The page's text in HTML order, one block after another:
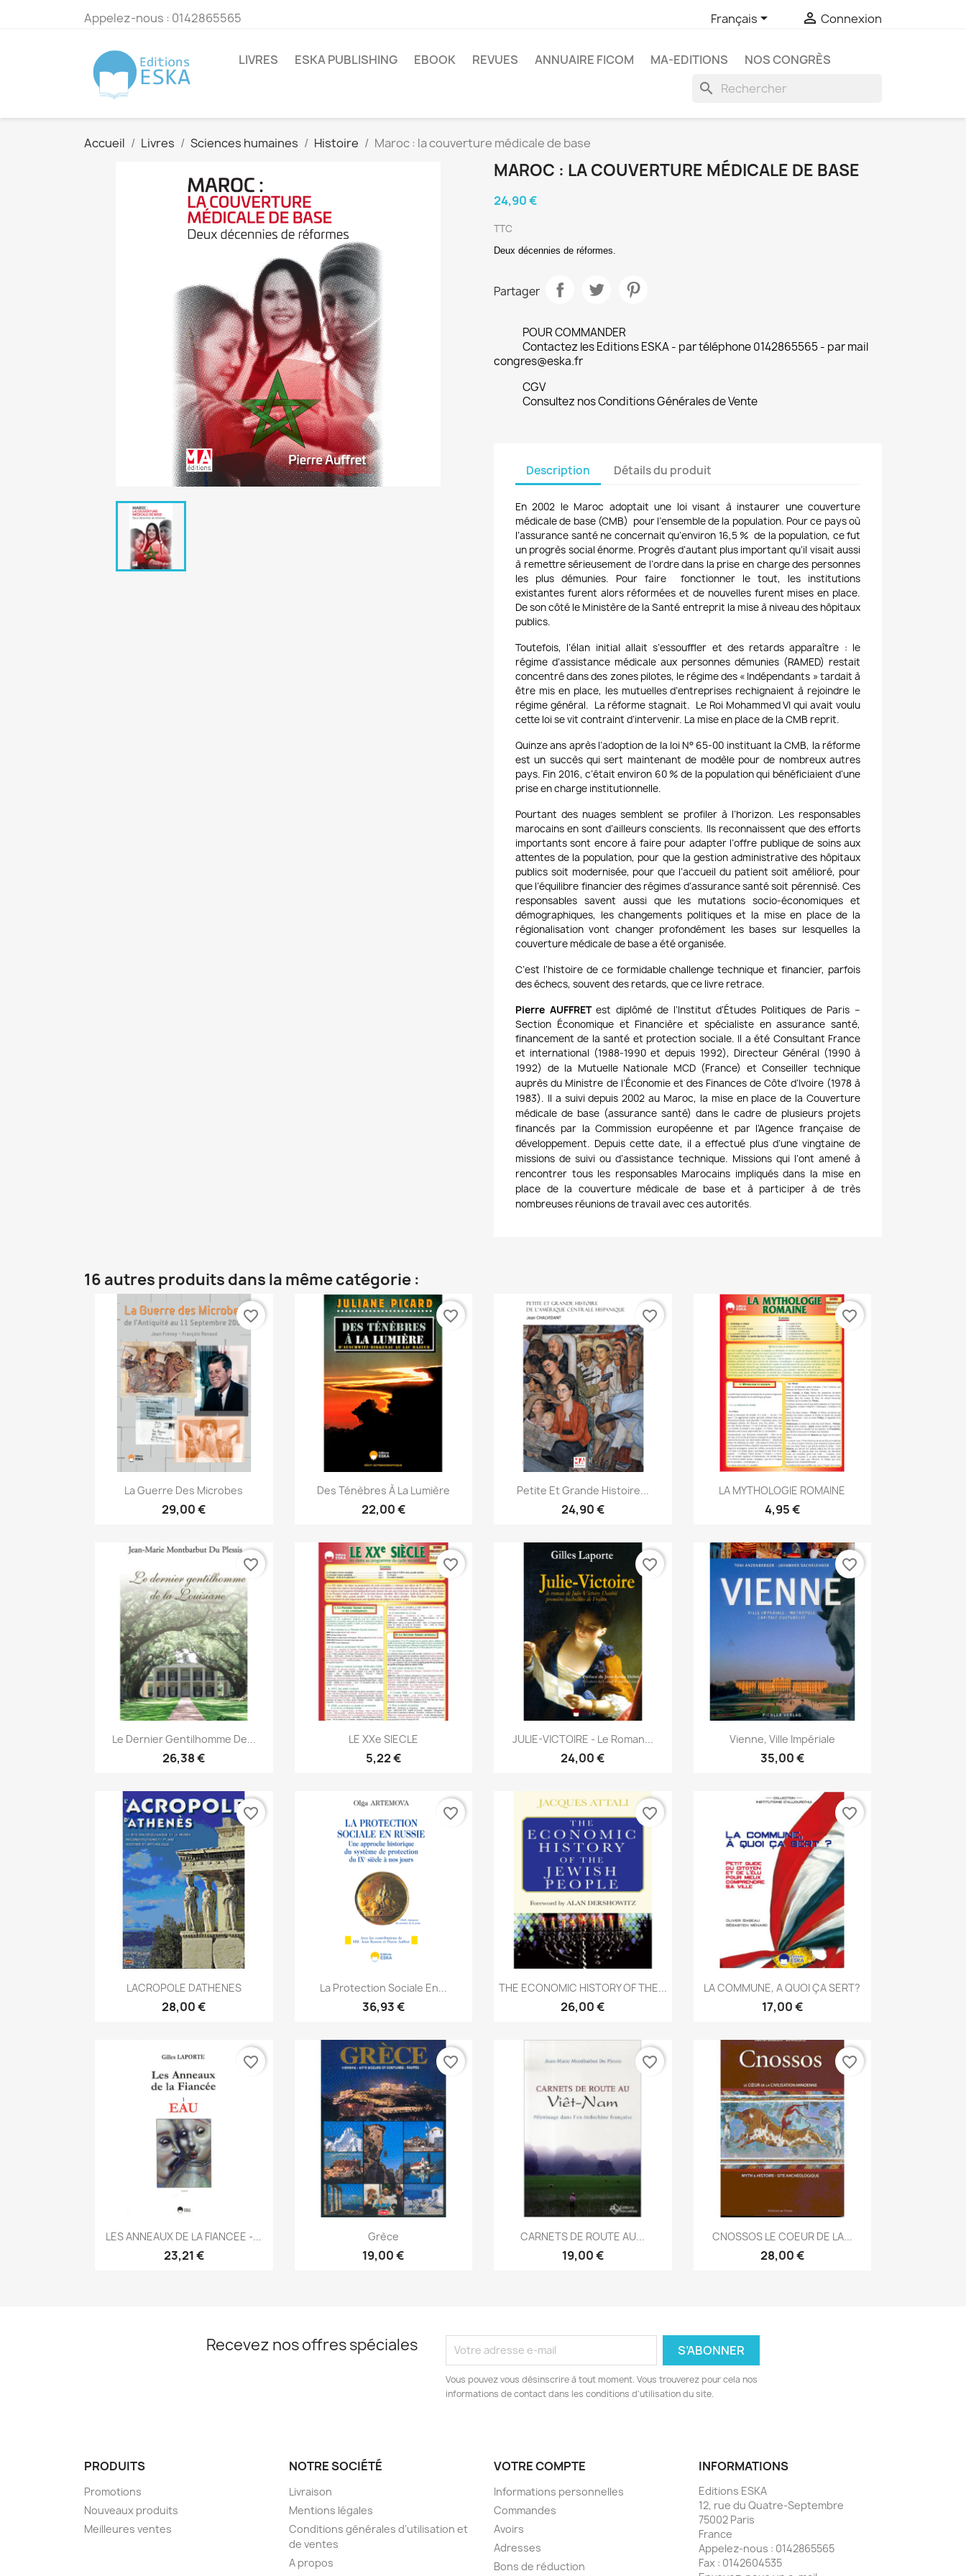
Appelez-nous : 0142865565 Français  Connexion
LIVRES ESKA PUBLISHING EBOOK REVUES ANNUAIRE FICOM MA-EDITIONS NOS CONGRÈS
search
Accueil Livres Sciences humaines Histoire Maroc : la couverture médicale de base
MAROC : LA COUVERTURE MÉDICALE DE BASE
24,90 €
TTC
Deux décennies de réformes.
Partager
POUR COMMANDER
Contactez les Editions ESKA - par téléphone 0142865565 - par mail
congres@eska.fr
CGV
Consultez nos Conditions Générales de Vente
Description Détails du produit
En 2002 le Maroc adoptait une loi visant à instaurer une couverture
médicale de base (CMB) pour l’ensemble de la population. Pour ce pays où
l’assurance santé ne concernait qu’environ 16,5 % de la population, ce fut
un progrès social énorme. Progrès d’autant plus important qu’il visait aussi
à remettre sérieusement de l’ordre dans la prise en charge des personnes
les plus démunies. Pour faire fonctionner le tout, les institutions
existantes furent alors réformées et de nouvelles furent mises en place.
De son côté le Ministère de la Santé entreprit la mise à niveau des hôpitaux
publics.
Toutefois, l’élan initial allait s’essouffler et des retards apparaître : le
régime d’assistance médicale aux personnes démunies (RAMED) restait
concentré dans des zones pilotes, le régime des « Indépendants » tardait à
être mis en place, les mutuelles d’entreprises rechignaient à rejoindre le
régime général. La réforme stagnait. Le Roi Mohammed VI qui avait voulu
cette loi se vit contraint d’intervenir. La mise en place de la CMB reprit.
Quinze ans après l’adoption de la loi N° 65-00 instituant la CMB, la réforme
est un succès qui sert maintenant de modèle pour de nombreux autres
pays. Fin 2016, c’était environ 60 % de la population qui bénéficiaient d’une
prise en charge institutionnelle.
Pourtant des nuages semblent se profiler à l’horizon. Les responsables
marocains en sont d’ailleurs conscients. Ils reconnaissent que des efforts
importants sont encore à faire pour adapter l’offre publique de soins aux
attentes de la population, pour que la gestion administrative des hôpitaux
publics soit modernisée, pour que l’accueil du patient soit amélioré, pour
que l’équilibre financier des régimes d’assurance santé soit pérennisé. Ces
responsables savent aussi que les mutations socio-économiques et
démographiques, les changements politiques et la mise en place de la
régionalisation vont changer profondément les bases sur lesquelles la
couverture médicale de base a été organisée.
C’est l’histoire de ce formidable challenge technique et financier, parfois
des échecs, souvent des retards, que ce livre retrace.
Pierre AUFFRETest diplômé de l’Institut d’Études Politiques de Paris –
Section Économique et Financière et spécialiste en assurance santé,
financement de la santé et protection sociale. Il a été Consultant France
et international (1988-1990 et depuis 1992), Directeur Général (1990 à
1992) de la Mutuelle Nationale MCD (France) et Conseiller technique
auprès du Ministre de l’Économie et des Finances de Côte d’Ivoire (1978 à
1983). Il a suivi depuis 2002 au Maroc, la mise en place de la Couverture
médicale de base (assurance santé) dans le cadre de plusieurs projets
financés par la Commission européenne et par l’Agence française de
développement. Depuis cette date, il a effectué plus d’une vingtaine de
missions de suivi ou d’assistance technique. Missions qui l’ont amené à
rencontrer tous les responsables Marocains impliqués dans la mise en
place de la couverture médicale de base et à participer à de très
nombreuses réunions de travail avec ces autorités.
16 autres produits dans la même catégorie :
Aperçu rapide
La Guerre Des Microbes
29,00 €
favorite_border
Aperçu rapide
Des Ténèbres À La Lumière
22,00 €
favorite_border
Aperçu rapide
Petite Et Grande Histoire...
24,90 €
favorite_border
Aperçu rapide
LA MYTHOLOGIE ROMAINE
4,95 €
favorite_border
Aperçu rapide
Le Dernier Gentilhomme De...
26,38 €
favorite_border
 Aperçu rapide
LE XXe SIECLE
5,22 €
favorite_border
Aperçu rapide
JULIE-VICTOIRE - Le Roman...
24,00 €
favorite_border
Aperçu rapide
Vienne, Ville Impériale
35,00 €
favorite_border
Aperçu rapide
LACROPOLE DATHENES
28,00 €
favorite_border
Aperçu rapide
La Protection Sociale En...
36,93 €
favorite_border
Aperçu rapide
THE ECONOMIC HISTORY OF THE...
26,00 €
favorite_border
Aperçu rapide
LA COMMUNE, A QUOI ÇA SERT?
17,00 €
favorite_border
Aperçu rapide
LES ANNEAUX DE LA FIANCEE -...
23,21 €
favorite_border
Aperçu rapide
Grèce
19,00 €
favorite_border
Aperçu rapide
CARNETS DE ROUTE AU...
19,00 €
favorite_border
Aperçu rapide
CNOSSOS LE COEUR DE LA...
28,00 €
favorite_border
Recevez nos offres spéciales
Vous pouvez vous désinscrire à tout moment. Vous trouverez pour cela nos
informations de contact dans les conditions d'utilisation du site.
PRODUITS
Promotions
Nouveaux produits
Meilleures ventes
NOTRE SOCIÉTÉ
Livraison
Mentions légales
Conditions générales d'utilisation et
de ventes
A propos
VOTRE COMPTE
Informations personnelles
Commandes
Avoirs
Adresses
Bons de réduction
INFORMATIONS
Editions ESKA
12, rue du Quatre-Septembre
75002 Paris
France
Appelez-nous : 0142865565
Fax : 0142604535